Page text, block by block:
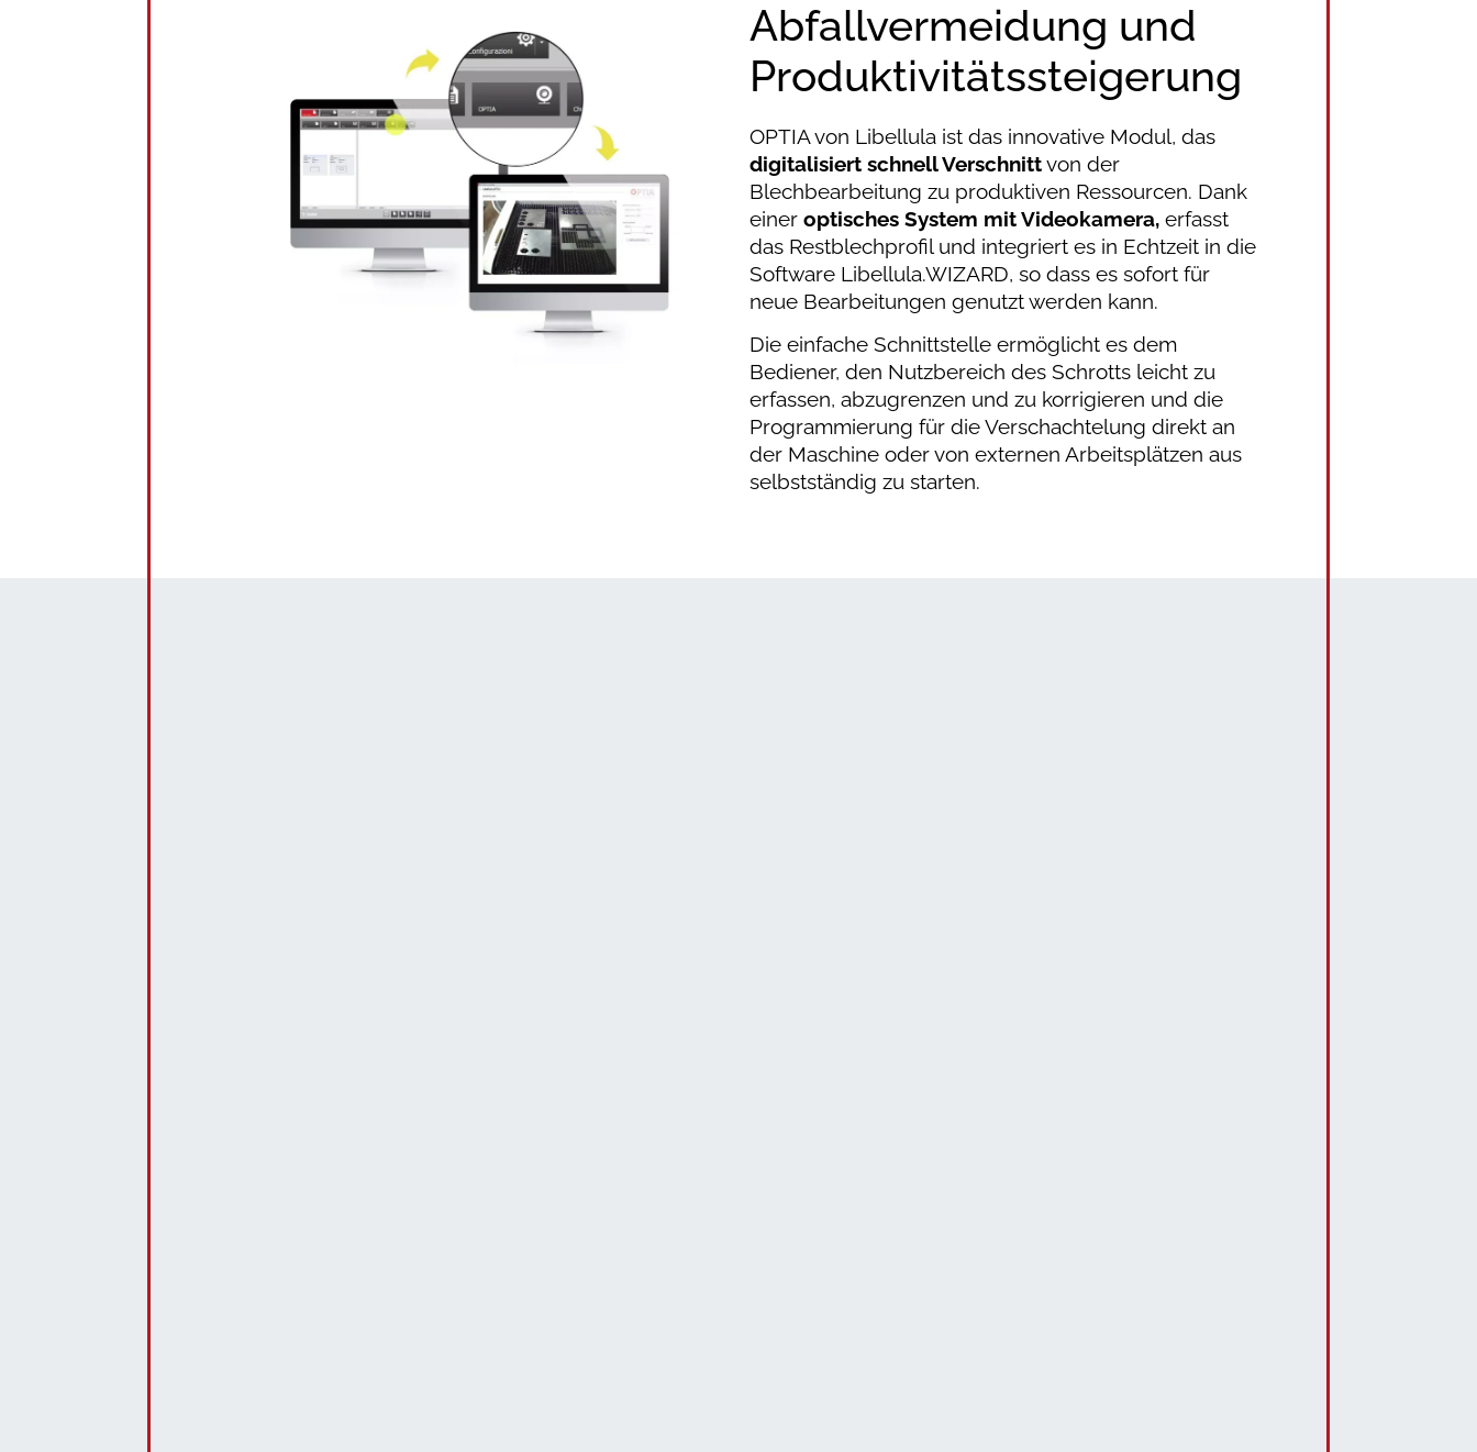
Abfallvermeidung und
Produktivitätssteigerung
OPTIA von Libellula ist das innovative Modul, das
digitalisiert schnell Verschnittvon der
Blechbearbeitung zu produktiven Ressourcen. Dank
einer optisches System mit Videokamera, erfasst
das Restblechprofil und integriert es in Echtzeit in die
Software Libellula.WIZARD, so dass es sofort für
neue Bearbeitungen genutzt werden kann.
Die einfache Schnittstelle ermöglicht es dem
Bediener, den Nutzbereich des Schrotts leicht zu
erfassen, abzugrenzen und zu korrigieren und die
Programmierung für die Verschachtelung direkt an
der Maschine oder von externen Arbeitsplätzen aus
selbstständig zu starten.